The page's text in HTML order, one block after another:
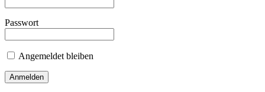
Passwort
Angemeldet bleiben